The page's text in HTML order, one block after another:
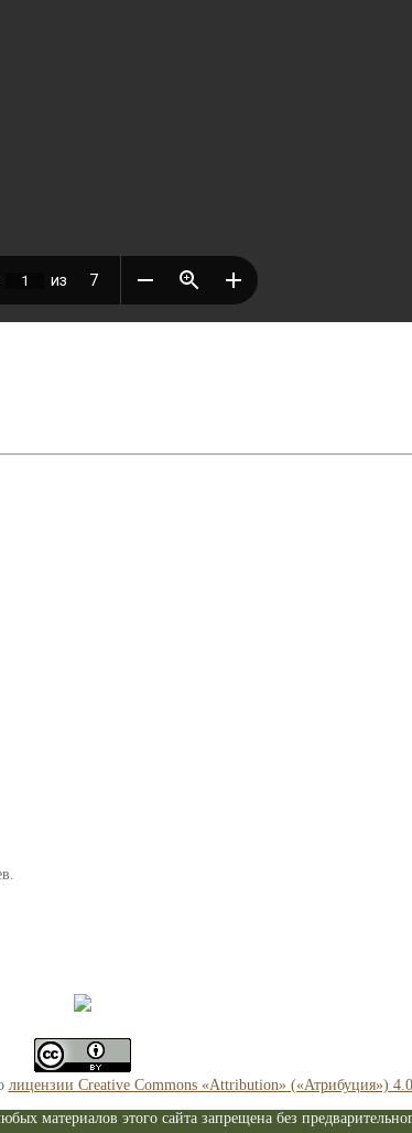
лицензии Creative Commons «Attribution» («Атрибуция»)
материалов этого сайта запрещена без